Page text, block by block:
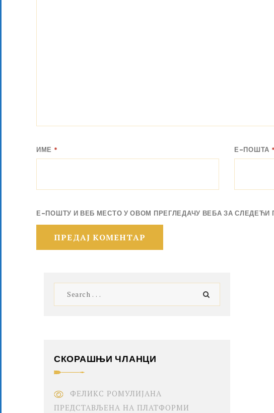
ИМЕ * Е-ПОШТА *
Е-ПОШТУ И ВЕБ МЕСТО У ОВОМ ПРЕГЛЕДАЧУ ВЕБА ЗА СЛЕДЕЋИ
СКОРАШЊИ ЧЛАНЦИ
ФЕЛИКС РОМУЛИЈАНА
ПРЕДСТАВЉЕНА НА ПЛАТФОРМИ